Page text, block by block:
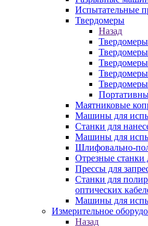
Испытательные
Твердомеры
Назад
Твердомеры
Маятниковые
Машины для
Станки для
Машины для
Шлифовально-
Отрезные станки
Прессы для
Станки для
оптических
Машины для
Измерительное
Назад